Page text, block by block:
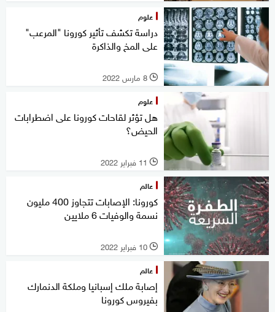
علوم
دراسة تكشف تأثير كورونا "المرعب"
على المخ والذاكرة
l 8 مارس 2022
علوم
هل تؤثر لقاحات كورونا على اضطرابات
الحيض؟
l 11 فبراير 2022
عالم
كورونا: الإصابات تتجاوز 400 مليون
نسمة والوفيات 6 ملايين
l 10 فبراير 2022
عالم
إصابة ملك إسبانيا وملكة الدنمارك
بفيروس كورونا